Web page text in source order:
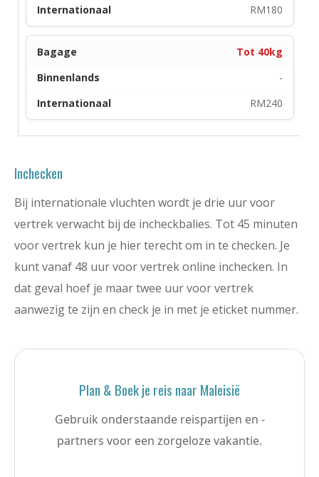
RM180
Tot 40kg
-
RM240
Inchecken
Bij internationale vluchten wordt je drie uur voor
vertrek verwacht bij de incheckbalies. Tot 45 minuten
voor vertrek kun je hier terecht om in te checken. Je
kunt vanaf 48 uur voor vertrek online inchecken. In
dat geval hoef je maar twee uur voor vertrek
aanwezig te zijn en check je in met je eticket nummer.
Plan & Boek je reis naar Maleisië
Gebruik onderstaande reispartijen en -
partners voor een zorgeloze vakantie.